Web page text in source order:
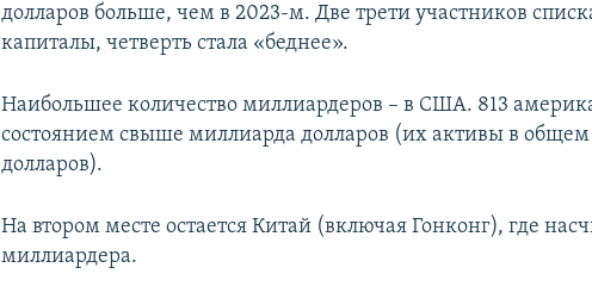
долларов больше, чем в 2023-м. Две трети участников
капиталы, четверть стала «беднее».
Наибольшее количество миллиардеров – в США. 813
состоянием свыше миллиарда долларов (их активы в общем
долларов).
На втором месте остается Китай (включая Гонконг), где
миллиардера.